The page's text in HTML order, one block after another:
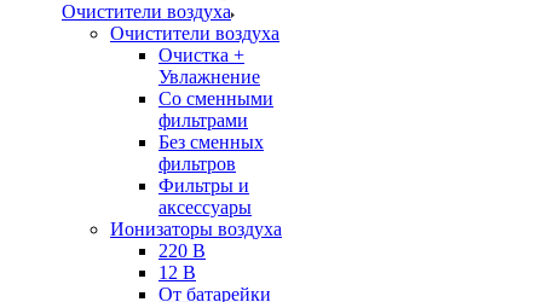
Очистители воздуха
Очистители воздуха
Очистка +
Увлажнение
Cо сменными
фильтрами
Без сменных
фильтров
Фильтры и
аксессуары
Ионизаторы воздуха
220 В
12 В
От батарейки